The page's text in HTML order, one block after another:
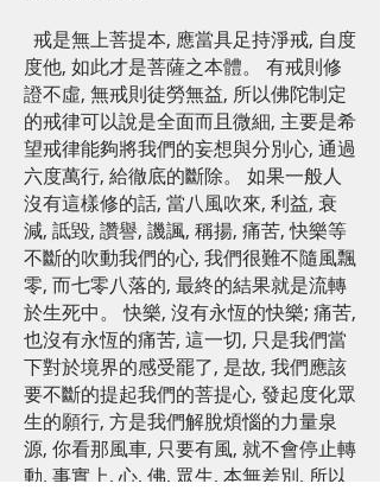
戒是無上菩提本, 應當具足持淨戒, 自度
度他, 如此才是菩薩之本體。 有戒則修
證不虛, 無戒則徒勞無益, 所以佛陀制定
的戒律可以說是全面而且微細, 主要是希
望戒律能夠將我們的妄想與分別心, 通過
六度萬行, 給徹底的斷除。 如果一般人
沒有這樣修的話, 當八風吹來, 利益, 衰
減, 詆毀, 讚譽, 譏諷, 稱揚, 痛苦, 快樂等
不斷的吹動我們的心, 我們很難不隨風飄
零, 而七零八落的, 最終的結果就是流轉
於生死中。 快樂, 沒有永恆的快樂; 痛苦,
也沒有永恆的痛苦, 這一切, 只是我們當
下對於境界的感受罷了, 是故, 我們應該
要不斷的提起我們的菩提心, 發起度化眾
生的願行, 方是我們解脫煩惱的力量泉
源, 你看那風車, 只要有風, 就不會停止轉
動, 事實上, 心, 佛, 眾生, 本無差別, 所以